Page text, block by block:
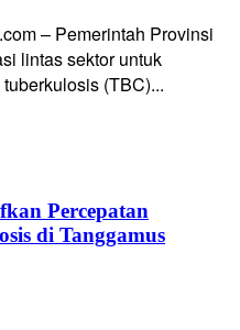
– Pemerintah Provinsi
lintas sektor untuk
(TBC)...
Percepatan
di Tanggamus